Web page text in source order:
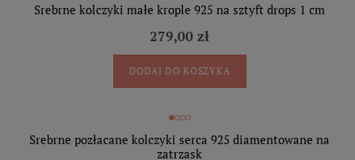
Srebrne kolczyki małe krople 925 na sztyft drops 1 cm
279,00 zł
DODAJ DO KOSZYKA
Srebrne pozłacane kolczyki serca 925 diamentowane na
zatrzask